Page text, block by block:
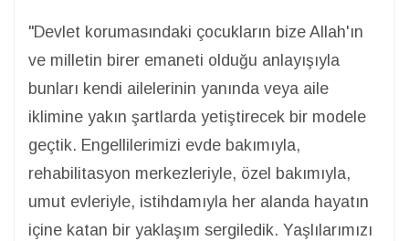
"Devlet korumasındaki çocukların bize Allah'ın
ve milletin birer emaneti olduğu anlayışıyla
bunları kendi ailelerinin yanında veya aile
iklimine yakın şartlarda yetiştirecek bir modele
geçtik. Engellilerimizi evde bakımıyla,
rehabilitasyon merkezleriyle, özel bakımıyla,
umut evleriyle, istihdamıyla her alanda hayatın
içine katan bir yaklaşım sergiledik. Yaşlılarımızı